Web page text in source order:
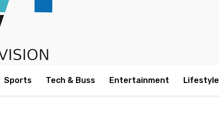
Sports Tech & Buss Entertainment Lifestyle